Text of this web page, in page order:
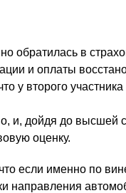
обратилась в
и оплаты
у второго
и, дойдя до высшей
оценку.
если именно по
направления